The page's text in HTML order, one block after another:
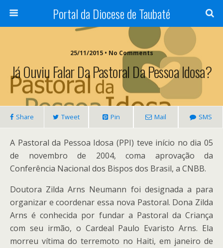
Portal da Diocese de Taubaté
25/11/2015 • No Comments
Já Ouviu Falar Da Pastoral Da Pessoa Idosa?
Share Tweet Pin Mail SMS
A Pastoral da Pessoa Idosa (PPI) teve início no dia 05
de novembro de 2004, coma aprovação da
Conferência Nacional dos Bispos dos Brasil, a CNBB.
Doutora Zilda Arns Neumann foi designada a para
organizar e coordenar essa nova Pastoral. Dona Zilda
Arns é conhecida por fundar a Pastoral da Criança
com seu irmão, o Cardeal Paulo Evaristo Arns. Ela
morreu vítima do terremoto no Haiti, em janeiro de